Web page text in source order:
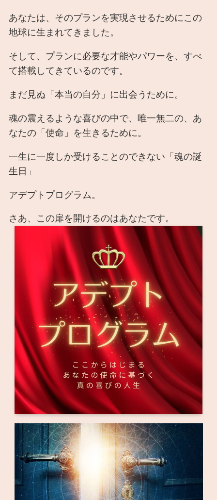
あなたは、そのプランを実現させるためにこの
地球に生まれてきました。
そして、プランに必要な才能やパワーを、すべ
て搭載してきているのです。
まだ見ぬ「本当の自分」に出会うために。
魂の震えるような喜びの中で、唯一無二の、あ
なたの「使命」を生きるために。
一生に一度しか受けることのできない「魂の誕
生日」
アデプトプログラム。
さあ、この扉を開けるのはあなたです。